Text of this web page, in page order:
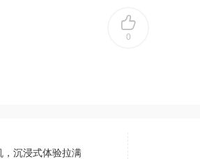
0
沉浸式体验拉满